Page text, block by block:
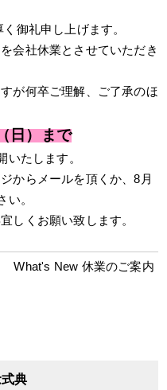
御礼申し上げます。
会社休業とさせていただき
が何卒ご理解、ご了承のほ
日）まで
いたします。
からメールを頂くか、8月
い。
しくお願い致します。
What's New 休業のご案内
典